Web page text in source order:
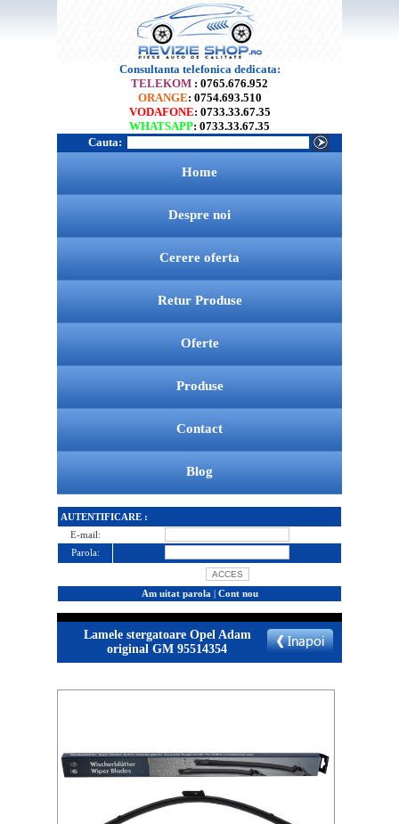
Consultanta telefonica dedicata:
TELEKOM : 0765.676.952
ORANGE: 0754.693.510
VODAFONE: 0733.33.67.35
WHATSAPP: 0733.33.67.35
Cauta:
Home
Despre noi
Cerere oferta
Retur Produse
Oferte
Produse
Contact
Blog
AUTENTIFICARE :
E-mail:
Parola:
Am uitat parola | Cont nou
Lamele stergatoare Opel Adam
original GM 95514354